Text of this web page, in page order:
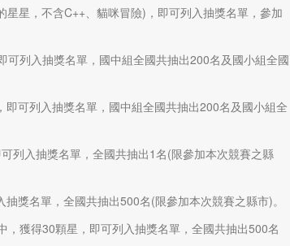
星，不含C++、貓咪冒險)，即可列入抽獎名單，參加
列入抽獎名單，國中組全國共抽出200名及國小組全國
可列入抽獎名單，國中組全國共抽出200名及國小組全
列入抽獎名單，全國共抽出1名(限參加本次競賽之縣
獎名單，全國共抽出500名(限參加本次競賽之縣市)。
獲得30顆星，即可列入抽獎名單，全國共抽出500名